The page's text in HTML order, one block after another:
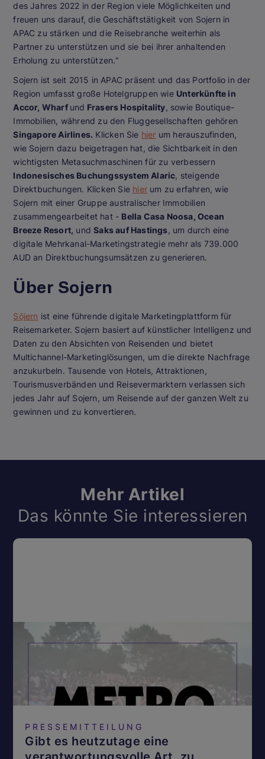
des Jahres 2022 in der Region viele Möglichkeiten und
freuen uns darauf, die Geschäftstätigkeit von Sojern in
APAC zu stärken und die Reisebranche weiterhin als
Partner zu unterstützen und sie bei ihrer anhaltenden
Erholung zu unterstützen.“
Sojern ist seit 2015 in APAC präsent und das Portfolio in der
Region umfasst große Hotelgruppen wie Unterkünfte in
Accor, Wharf und Frasers Hospitality, sowie Boutique-
Immobilien, während zu den Fluggesellschaften gehören
Singapore Airlines. Klicken Sie hier um herauszufinden,
wie Sojern dazu beigetragen hat, die Sichtbarkeit in den
wichtigsten Metasuchmaschinen für zu verbessern
Indonesisches Buchungssystem Alaric, steigende
Direktbuchungen. Klicken Sie hier um zu erfahren, wie
Sojern mit einer Gruppe australischer Immobilien
zusammengearbeitet hat - Bella Casa Noosa, Ocean
Breeze Resort, undSaks auf Hastings, um durch eine
digitale Mehrkanal-Marketingstrategie mehr als 739.000
AUD an Direktbuchungsumsätzen zu generieren.
Über Sojern
Söjern ist eine führende digitale Marketingplattform für
Reisemarketer. Sojern basiert auf künstlicher Intelligenz und
Daten zu den Absichten von Reisenden und bietet
Multichannel-Marketinglösungen, um die direkte Nachfrage
anzukurbeln. Tausende von Hotels, Attraktionen,
Tourismusverbänden und Reisevermarktern verlassen sich
jedes Jahr auf Sojern, um Reisende auf der ganzen Welt zu
gewinnen und zu konvertieren.
Mehr Artikel
Das könnte Sie interessieren
PRESSEMITTEILUNG
Gibt es heutzutage eine